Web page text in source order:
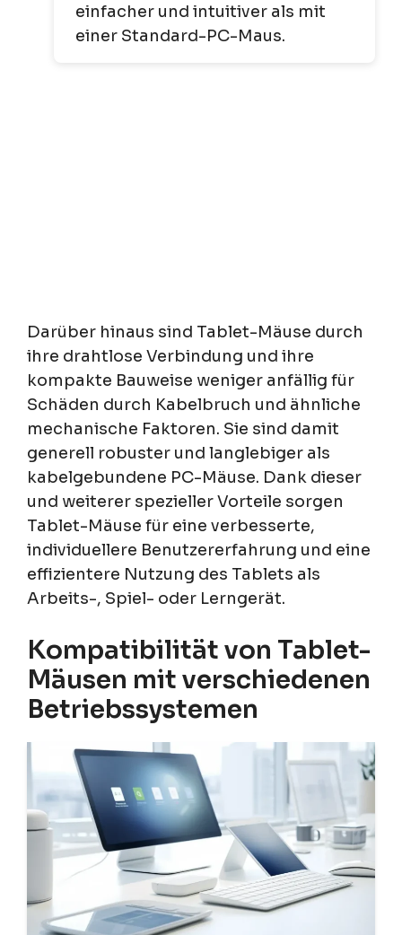
einfacher und intuitiver als mit
einer Standard-PC-Maus.
Darüber hinaus sind Tablet-Mäuse durch
ihre drahtlose Verbindung und ihre
kompakte Bauweise weniger anfällig für
Schäden durch Kabelbruch und ähnliche
mechanische Faktoren. Sie sind damit
generell robuster und langlebiger als
kabelgebundene PC-Mäuse. Dank dieser
und weiterer spezieller Vorteile sorgen
Tablet-Mäuse für eine verbesserte,
individuellere Benutzererfahrung und eine
effizientere Nutzung des Tablets als
Arbeits-, Spiel- oder Lerngerät.
Kompatibilität von Tablet-
Mäusen mit verschiedenen
Betriebssystemen